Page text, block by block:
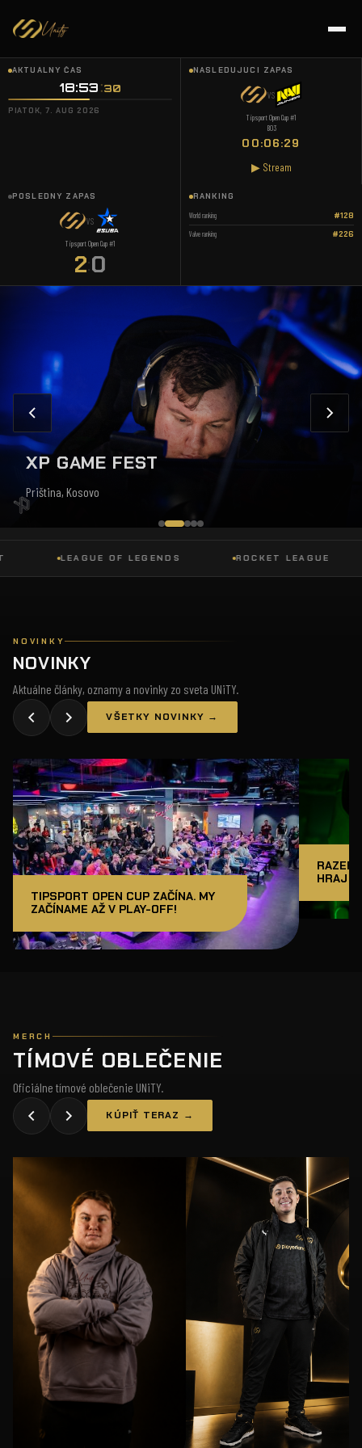
AKTUÁLNY ČAS
18:53 31
PIATOK, 7. AUG 2026
NASLEDUJÚCI ZÁPAS
VS
Tipsport Open Cup #1
BO3
00:06:28
▶ Stream
POSLEDNÝ ZÁPAS
VS
Tipsport Open Cup #1
2:0
RANKING
World ranking #128
Valve ranking #226
XP GAME FEST
Priština, Kosovo
LEAGUE OF LEGENDS ROCKET LEAGUE
NOVINKY
NOVINKY
Aktuálne články, oznamy a novinky zo sveta UNiTY.
VŠETKY NOVINKY →
TIPSPORT OPEN CUP ZAČÍNA. MY
ZAČÍNAME AŽ V PLAY-OFF!
RAZER
HRAJ
MERCH
TÍMOVÉ OBLEČENIE
Oficiálne tímové oblečenie UNiTY.
KÚPIŤ TERAZ →